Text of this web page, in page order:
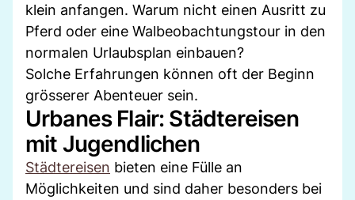
klein anfangen. Warum nicht einen Ausritt zu
Pferd oder eine Walbeobachtungstour in den
normalen Urlaubsplan einbauen?
Solche Erfahrungen können oft der Beginn
grösserer Abenteuer sein.
Urbanes Flair: Städtereisen
mit Jugendlichen
Städtereisen bieten eine Fülle an
Möglichkeiten und sind daher besonders bei